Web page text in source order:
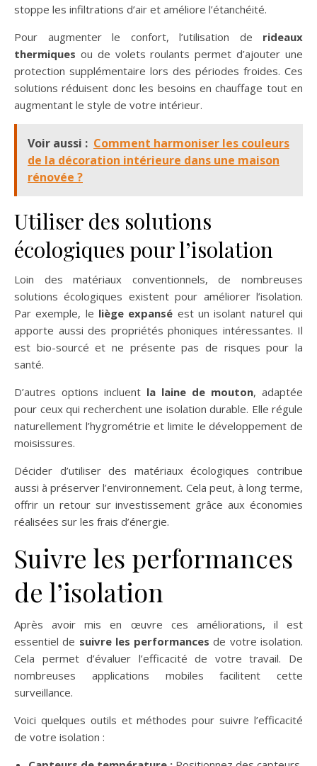
stoppe les infiltrations d’air et améliore l’étanchéité.
Pour augmenter le confort, l’utilisation de rideaux
thermiques ou de volets roulants permet d’ajouter une
protection supplémentaire lors des périodes froides. Ces
solutions réduisent donc les besoins en chauffage tout en
augmentant le style de votre intérieur.
Voir aussi : Comment harmoniser les couleurs
de la décoration intérieure dans une maison
rénovée ?
Utiliser des solutions
écologiques pour l’isolation
Loin des matériaux conventionnels, de nombreuses
solutions écologiques existent pour améliorer l’isolation.
Par exemple, le liège expansé est un isolant naturel qui
apporte aussi des propriétés phoniques intéressantes. Il
est bio-sourcé et ne présente pas de risques pour la
santé.
D’autres options incluent la laine de mouton, adaptée
pour ceux qui recherchent une isolation durable. Elle régule
naturellement l’hygrométrie et limite le développement de
moisissures.
Décider d’utiliser des matériaux écologiques contribue
aussi à préserver l’environnement. Cela peut, à long terme,
offrir un retour sur investissement grâce aux économies
réalisées sur les frais d’énergie.
Suivre les performances
de l’isolation
Après avoir mis en œuvre ces améliorations, il est
essentiel de suivre les performances de votre isolation.
Cela permet d’évaluer l’efficacité de votre travail. De
nombreuses applications mobiles facilitent cette
surveillance.
Voici quelques outils et méthodes pour suivre l’efficacité
de votre isolation :